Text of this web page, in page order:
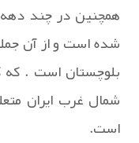
همچنین‌ در چند دهه‌
شده‌ است‌ و از آن‌
بلوچستان‌ است‌ . که‌
شمال‌ غرب‌ ایران‌
است‌.